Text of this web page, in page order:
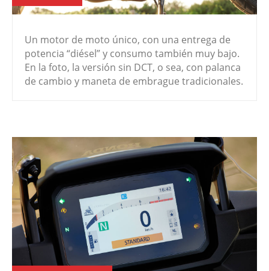
Un motor de moto único, con una entrega de
potencia “diésel” y consumo también muy bajo.
En la foto, la versión sin DCT, o sea, con palanca
de cambio y maneta de embrague tradicionales.